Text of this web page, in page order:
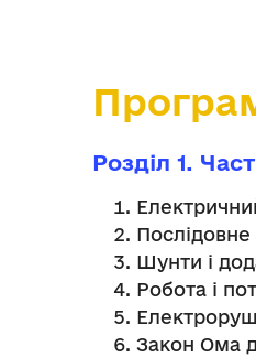
Розділ 1.
Послідовне
Шунти і
Робота і
Закон Ома